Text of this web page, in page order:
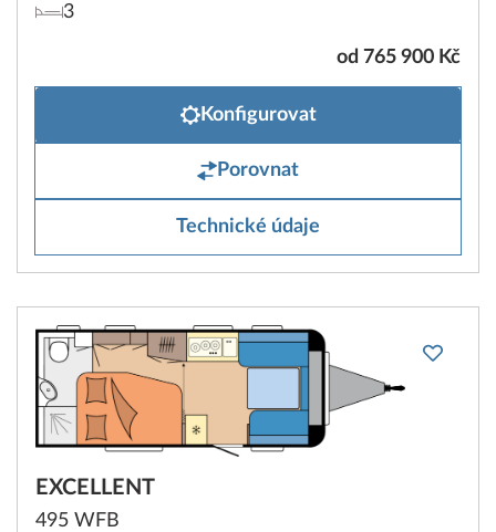
3
od 765 900 Kč
Konfigurovat
Porovnat
Technické údaje
EXCELLENT
495 WFB